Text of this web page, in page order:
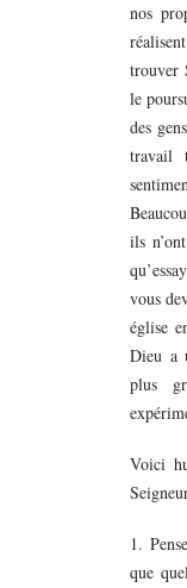
nos
trouver
le
des
travail
ils
vous
église
Dieu a
plus
Voici
1.
que